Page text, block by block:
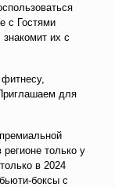
с Гостями
их с
для
только у
в 2024
боксы с